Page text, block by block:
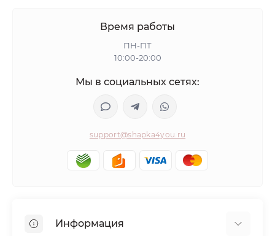
Время работы
ПН-ПТ
10:00-20:00
Мы в социальных сетях:
support@shapka4you.ru
Информация